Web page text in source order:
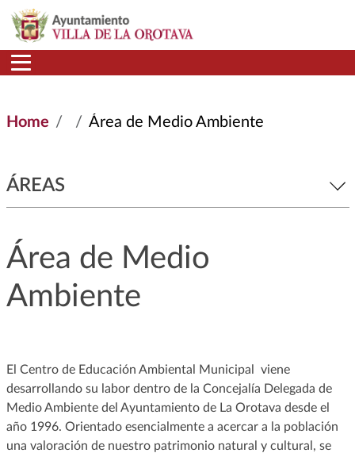
Skip to main content
Home Área de Medio Ambiente
ÁREAS
Área de Medio
Ambiente
El Centro de Educación Ambiental Municipal viene
desarrollando su labor dentro de la Concejalía Delegada de
Medio Ambiente del Ayuntamiento de La Orotava desde el
año 1996. Orientado esencialmente a acercar a la población
una valoración de nuestro patrimonio natural y cultural, se